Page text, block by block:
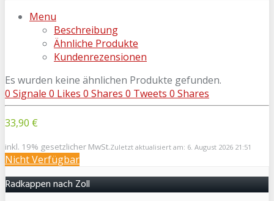
Menu
Beschreibung
Ähnliche Produkte
Kundenrezensionen
Es wurden keine ähnlichen Produkte gefunden.
0 Signale 0 Likes 0 Shares 0 Tweets 0 Shares
33,90 €
inkl. 19% gesetzlicher MwSt.Zuletzt aktualisiert am: 6. August 2026 21:51
Nicht Verfügbar
Radkappen nach Zoll